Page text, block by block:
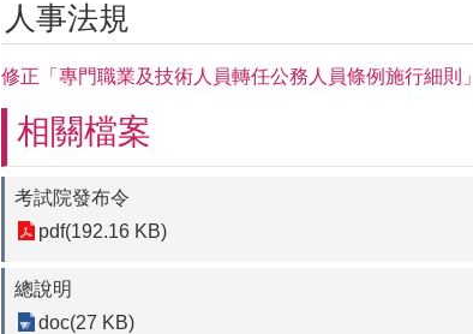
人事法規
修正「專門職業及技術人員轉任公務人員條例施行細則」
相關檔案
考試院發布令
pdf(192.16 KB)
總說明
doc(27 KB)